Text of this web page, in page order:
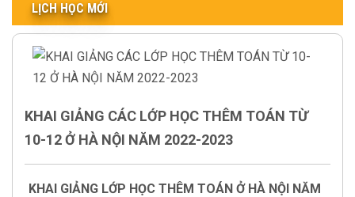
LỊCH HỌC MỚI
KHAI GIẢNG CÁC LỚP HỌC THÊM TOÁN TỪ
10-12 Ở HÀ NỘI NĂM 2022-2023
KHAI GIẢNG LỚP HỌC THÊM TOÁN Ở HÀ NỘI NĂM